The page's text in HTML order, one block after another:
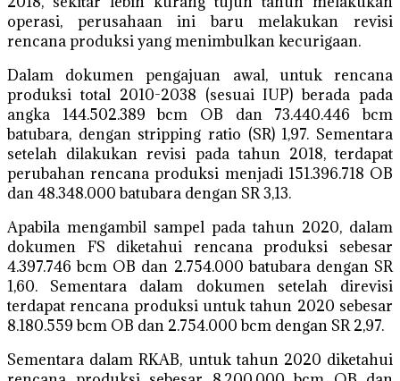
operasi, perusahaan ini baru melakukan revisi
rencana produksi yang menimbulkan kecurigaan.
Dalam dokumen pengajuan awal, untuk rencana
produksi total 2010-2038 (sesuai IUP) berada pada
angka 144.502.389 bcm OB dan 73.440.446 bcm
batubara, dengan stripping ratio (SR) 1,97. Sementara
setelah dilakukan revisi pada tahun 2018, terdapat
perubahan rencana produksi menjadi 151.396.718 OB
dan 48.348.000 batubara dengan SR 3,13.
Apabila mengambil sampel pada tahun 2020, dalam
dokumen FS diketahui rencana produksi sebesar
4.397.746 bcm OB dan 2.754.000 batubara dengan SR
1,60. Sementara dalam dokumen setelah direvisi
terdapat rencana produksi untuk tahun 2020 sebesar
8.180.559 bcm OB dan 2.754.000 bcm dengan SR 2,97.
Sementara dalam RKAB, untuk tahun 2020 diketahui